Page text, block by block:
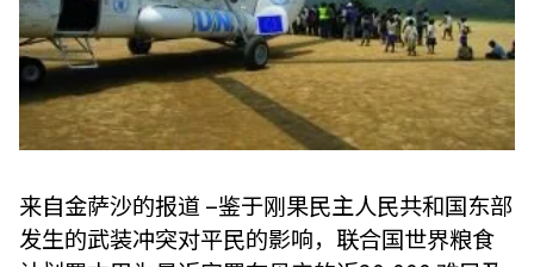
来自金萨沙的报道 –鉴于刚果民主人民共和国东部
发生的武装冲突对平民的影响，联合国世界粮食